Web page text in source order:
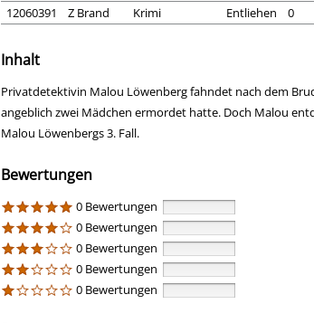
12060391
Z Brand Krimi Entliehen 0
Inhalt
Privatdetektivin Malou Löwenberg fahndet nach dem
angeblich zwei Mädchen ermordet hatte. Doch Malou
Malou Löwenbergs 3. Fall.
Bewertungen
0 Bewertungen
0 Bewertungen
0 Bewertungen
0 Bewertungen
0 Bewertungen